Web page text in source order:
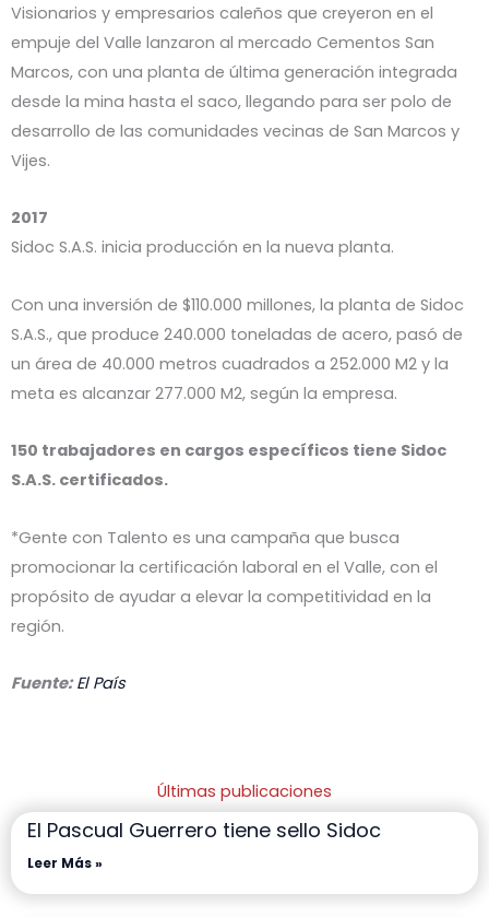
Visionarios y empresarios caleños que creyeron en el
empuje del Valle lanzaron al mercado Cementos San
Marcos, con una planta de última generación integrada
desde la mina hasta el saco, llegando para ser polo de
desarrollo de las comunidades vecinas de San Marcos y
Vijes.
2017
Sidoc S.A.S. inicia producción en la nueva planta.
Con una inversión de $110.000 millones, la planta de Sidoc
S.A.S., que produce 240.000 toneladas de acero, pasó de
un área de 40.000 metros cuadrados a 252.000 M2 y la
meta es alcanzar 277.000 M2, según la empresa.
150 trabajadores en cargos específicos tiene Sidoc
S.A.S. certificados.
*Gente con Talento es una campaña que busca
promocionar la certificación laboral en el Valle, con el
propósito de ayudar a elevar la competitividad en la
región.
Fuente: El País
Últimas publicaciones
El Pascual Guerrero tiene sello Sidoc
Leer Más »